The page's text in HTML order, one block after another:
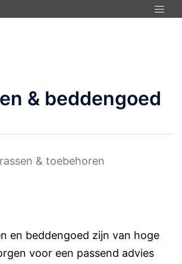
& beddengoed
& toebehoren
en beddengoed zijn van hoge
voor een passend advies